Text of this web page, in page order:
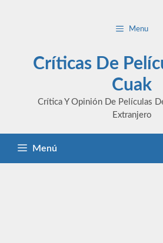
Menu
Críticas De
Cuak
Crítica Y Opinión De Películas
Extranjero
Menú